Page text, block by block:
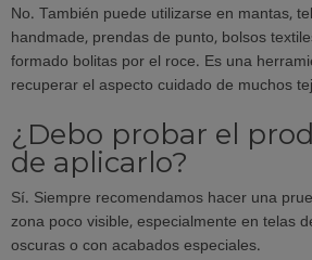
No. También puede utilizarse en mantas,
handmade, prendas de punto, bolsos
formado bolitas por el roce. Es una
recuperar el aspecto cuidado de muchos
¿Debo probar el
de aplicarlo?
Sí. Siempre recomendamos hacer una
zona poco visible, especialmente en telas
oscuras o con acabados especiales.